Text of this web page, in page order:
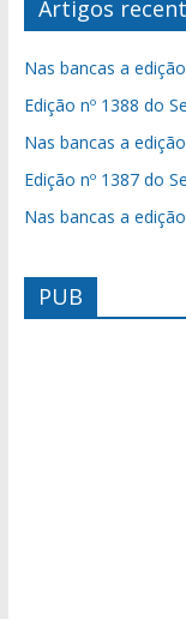
Artigos
Nas bancas a
Edição nº 1388 do
Nas bancas a
Edição nº 1387 do
Nas bancas a
PUB